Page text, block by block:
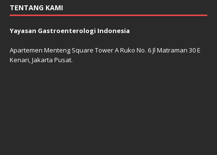
TENTANG KAMI
Yayasan Gastroenterologi Indonesia
Apartemen Menteng Square Tower A Ruko No. 6 Jl Matraman 30 E
Kenari, Jakarta Pusat.